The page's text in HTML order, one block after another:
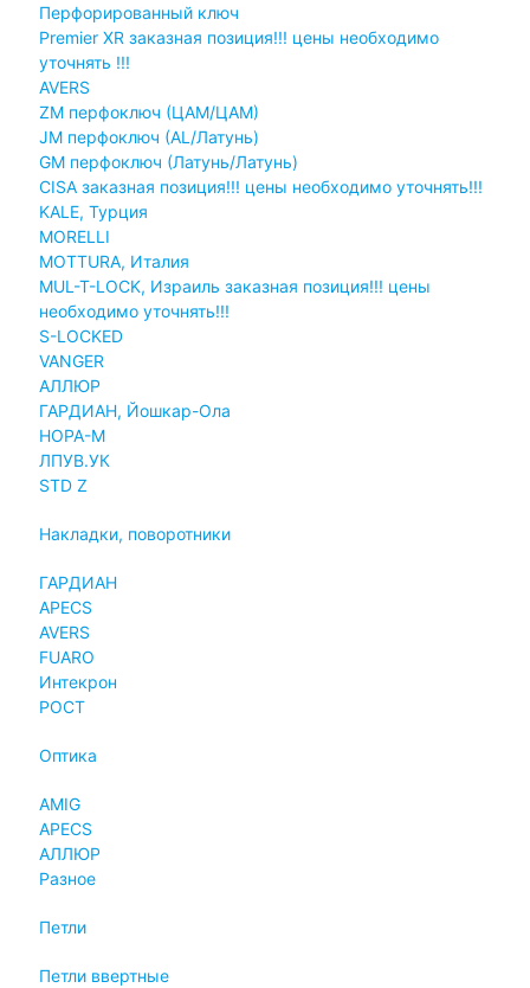
Перфорированный ключ
Premier XR заказная позиция!!! цены необходимо
уточнять !!!
AVERS
ZM перфоключ (ЦАМ/ЦАМ)
JМ перфоключ (АL/Латунь)
GM перфоключ (Латунь/Латунь)
CISA заказная позиция!!! цены необходимо уточнять!!!
KALE, Турция
MORELLI
MOTTURA, Италия
MUL-T-LOCK, Израиль заказная позиция!!! цены
необходимо уточнять!!!
S-LOCKED
VANGER
АЛЛЮР
ГАРДИАН, Йошкар-Ола
НОРА-М
ЛПУВ.УК
STD Z
Накладки, поворотники
ГАРДИАН
APECS
AVERS
FUARO
Интекрон
РОСТ
Оптика
AMIG
APECS
АЛЛЮР
Разное
Петли
Петли ввертные